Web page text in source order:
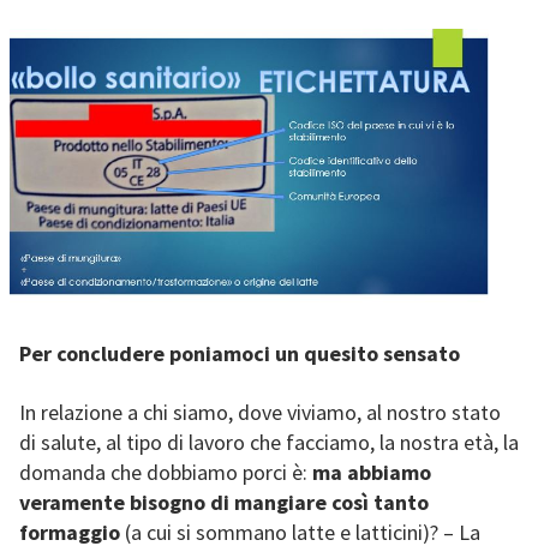
Per concludere poniamoci un quesito sensato
In relazione a chi siamo, dove viviamo, al nostro stato
di salute, al tipo di lavoro che facciamo, la nostra età, la
domanda che dobbiamo porci è: ma abbiamo
veramente bisogno di mangiare così tanto
formaggio (a cui si sommano latte e latticini)? – La